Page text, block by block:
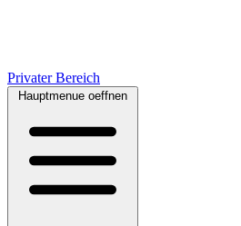
Privater Bereich
Hauptmenue oeffnen